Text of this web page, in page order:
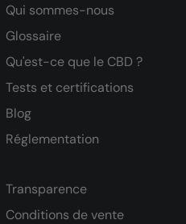
Qui sommes-nous
Glossaire
Qu'est-ce que le CBD ?
Tests et certifications
Blog
Réglementation
Transparence
Conditions de vente